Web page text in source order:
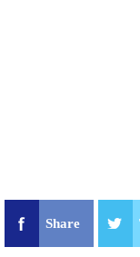
Share